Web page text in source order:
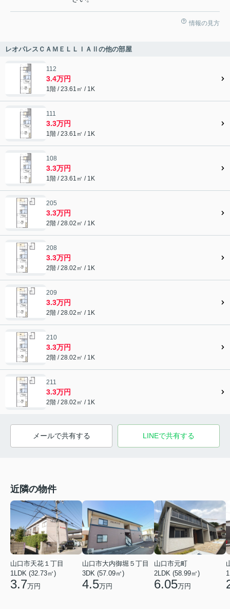
情報の見方
レオパレスＣＡＭＥＬＬＩＡⅡの他の部屋
112
3.4万円
1階 / 23.61㎡ / 1K
111
3.3万円
1階 / 23.61㎡ / 1K
108
3.3万円
1階 / 23.61㎡ / 1K
205
3.3万円
2階 / 28.02㎡ / 1K
208
3.3万円
2階 / 28.02㎡ / 1K
209
3.3万円
2階 / 28.02㎡ / 1K
210
3.3万円
2階 / 28.02㎡ / 1K
211
3.3万円
2階 / 28.02㎡ / 1K
メールで共有する LINEで共有する
近隣の物件
山口市天花１丁目
1LDK (32.73㎡)
3.7万円
山口市大内御堀５丁目
3DK (57.09㎡)
4.5万円
山口市元町
2LDK (58.99㎡)
6.05万円